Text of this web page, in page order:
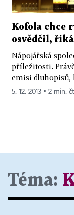
Kofola chce
osvědčil,
Nápojářská
příležitosti.
emisi dluhopisů,
5. 12. 2013 ▪ 2 min.
Téma: